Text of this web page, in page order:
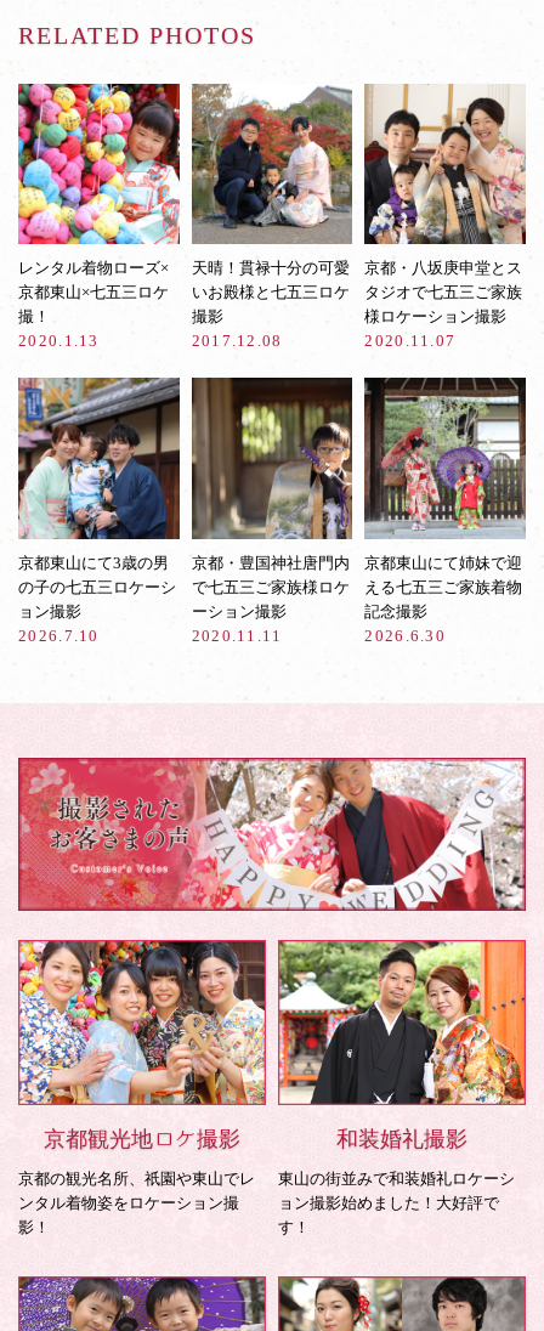
RELATED PHOTOS
レンタル着物ローズ×
京都東山×七五三ロケ
撮！
2020.1.13
天晴！貫禄十分の可愛
いお殿様と七五三ロケ
撮影
2017.12.08
京都・八坂庚申堂とス
タジオで七五三ご家族
様ロケーション撮影
2020.11.07
京都東山にて3歳の男
の子の七五三ロケーシ
ョン撮影
2026.7.10
京都・豊国神社唐門内
で七五三ご家族様ロケ
ーション撮影
2020.11.11
京都東山にて姉妹で迎
える七五三ご家族着物
記念撮影
2026.6.30
京都観光地ロケ撮影
京都の観光名所、祇園や東山でレ
ンタル着物姿をロケーション撮
影！
和装婚礼撮影
東山の街並みで和装婚礼ロケーシ
ョン撮影始めました！大好評で
す！